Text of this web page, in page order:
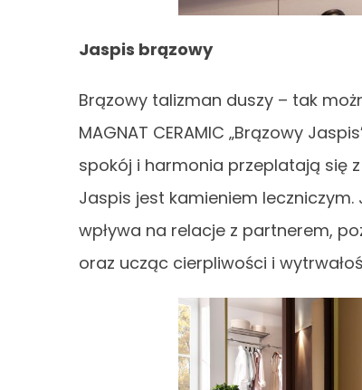
Jaspis brązowy
Brązowy talizman duszy – tak
MAGNAT CERAMIC „Brązowy
spokój i harmonia przeplatają się
Jaspis jest kamieniem
wpływa na relacje z partnerem,
oraz ucząc cierpliwości i